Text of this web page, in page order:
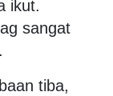
ikut.
sangat
tiba,